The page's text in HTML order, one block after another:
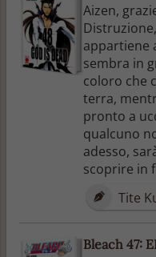
Aizen,
appartiene
sembra in
coloro che
terra,
pronto a
qualcuno
adesso,
scoprire in
Tite
Bleach 47: